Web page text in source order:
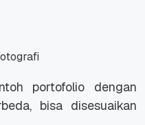
portofolio dengan
bisa disesuaikan